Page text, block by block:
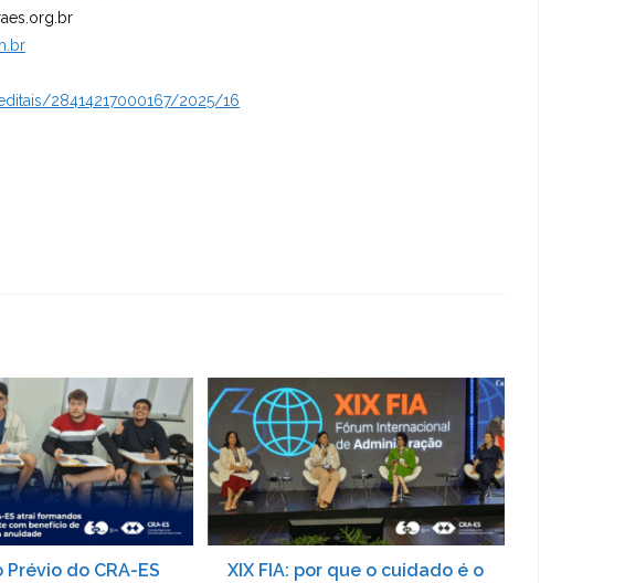
28414217000167/2025/16
do CRA-ES XIX FIA: por que o cuidado é o